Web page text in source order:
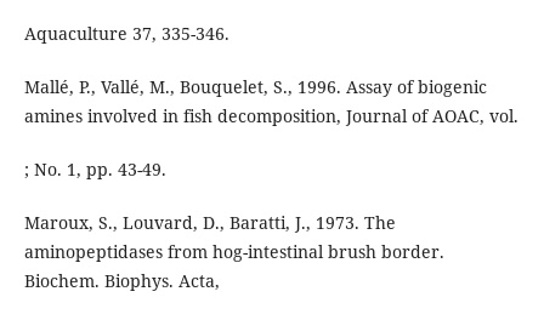
Aquaculture 37, 335-346.
Mallé, P., Vallé, M., Bouquelet, S., 1996. Assay of biogenic
amines involved in fish decomposition, Journal of AOAC, vol.
; No. 1, pp. 43-49.
Maroux, S., Louvard, D., Baratti, J., 1973. The
aminopeptidases from hog-intestinal brush border.
Biochem. Biophys. Acta,